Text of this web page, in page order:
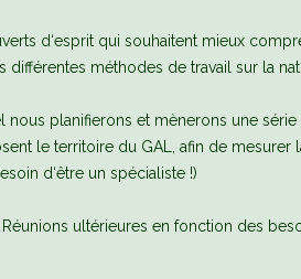
d‘esprit qui souhaitent mieux
méthodes de travail sur la
planifierons et mènerons une série
le territoire du GAL, afin de mesurer
d‘être un spécialiste !)
ultérieures en fonction des